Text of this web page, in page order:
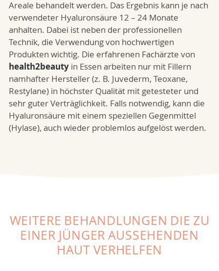
Areale behandelt werden. Das Ergebnis kann je nach
verwendeter Hyaluronsäure 12 – 24 Monate
anhalten. Dabei ist neben der professionellen
Technik, die Verwendung von hochwertigen
Produkten wichtig. Die erfahrenen Fachärzte von
health2beauty in Essen arbeiten nur mit Fillern
namhafter Hersteller (z. B. Juvederm, Teoxane,
Restylane) in höchster Qualität mit getesteter und
sehr guter Verträglichkeit. Falls notwendig, kann die
Hyaluronsäure mit einem speziellen Gegenmittel
(Hylase), auch wieder problemlos aufgelöst werden.
WEITERE BEHANDLUNGEN DIE ZU
EINER JÜNGER AUSSEHENDEN
HAUT VERHELFEN